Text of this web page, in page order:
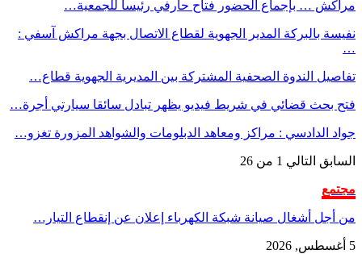
مراكش … بإجماع الحضور فتاح حارفي رئيسا للجمعية…
نفيسة بالبركة المدير الجهوية لقطاع الاتصال بجهة مراكش آسفي :
…
تفاصيل الندوة الصحفية المشتركة بين المديرية الجهوية قطاع…
فتح بحث قضائي في شريط فيديو يظهر تبادل سائقا سيارتي أجرة…
جواد الدادسي : مراكز ومعاهد الدبلومات والشواهد المزورة تغزو…
السابق التالي 1 من 26
مجتمع
من أجل أشغال صيانة شبكة الكهرباء إعلان عن إنقطاع التيار…
5 أغسطس, 2026